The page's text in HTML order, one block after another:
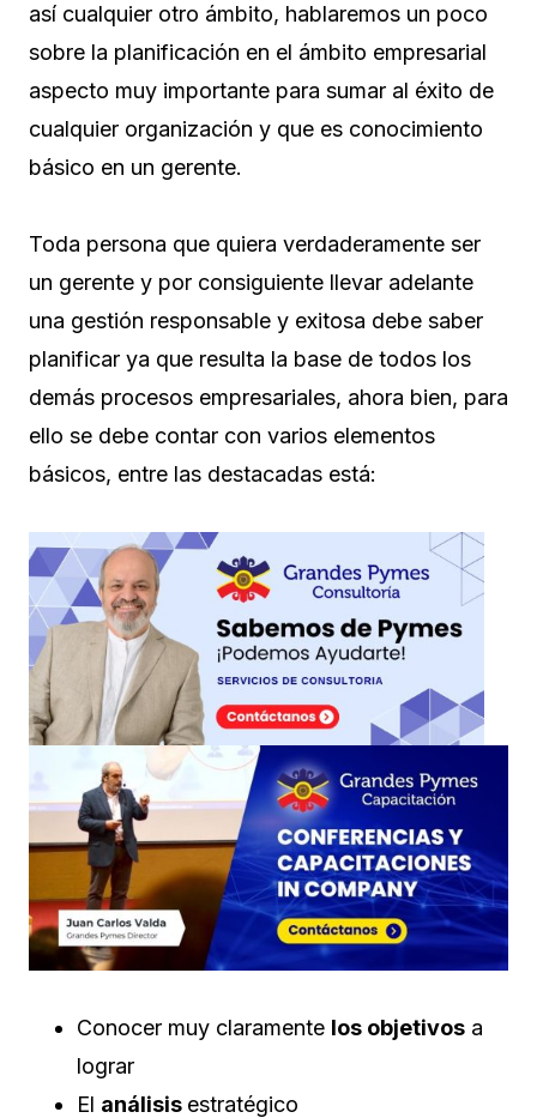
así cualquier otro ámbito, hablaremos un poco
sobre la planificación en el ámbito empresarial
aspecto muy importante para sumar al éxito de
cualquier organización y que es conocimiento
básico en un gerente.
Toda persona que quiera verdaderamente ser
un gerente y por consiguiente llevar adelante
una gestión responsable y exitosa debe saber
planificar ya que resulta la base de todos los
demás procesos empresariales, ahora bien, para
ello se debe contar con varios elementos
básicos, entre las destacadas está:
Conocer muy claramente los objetivos a
lograr
El análisis estratégico